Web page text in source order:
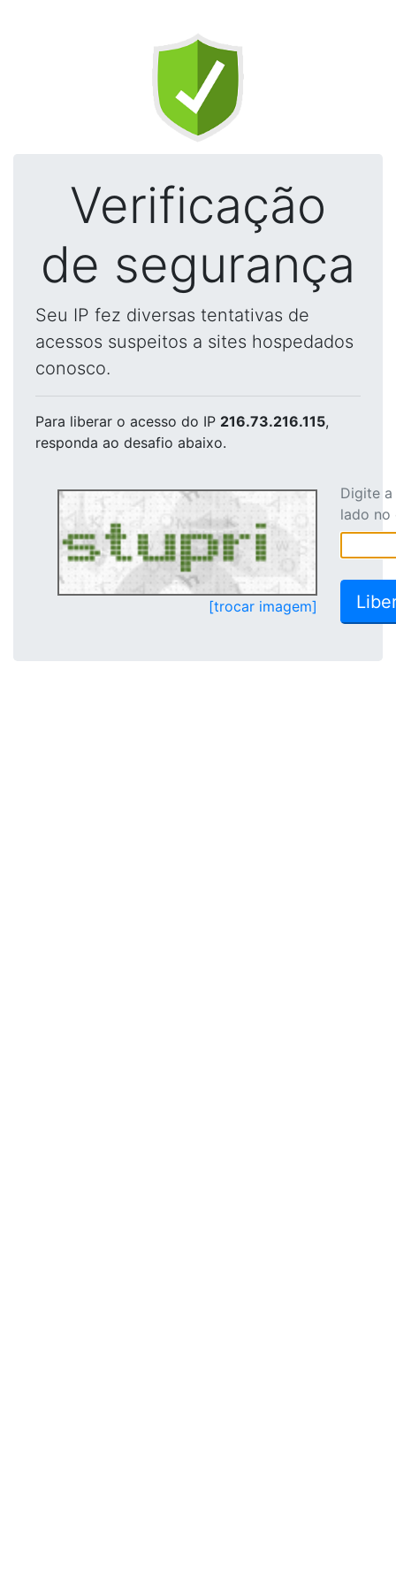
Verificação
de segurança
Seu IP fez diversas tentativas de
acessos suspeitos a sites hospedados
conosco.
Para liberar o acesso do IP 216.73.216.115,
responda ao desafio abaixo.
[trocar imagem]
Digite
lado no